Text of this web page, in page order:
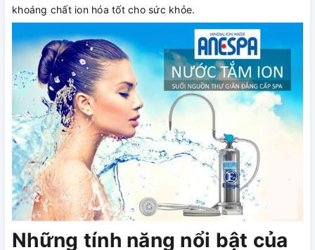
khoáng chất ion hóa tốt cho sức khỏe.
Những tính năng nổi bật của